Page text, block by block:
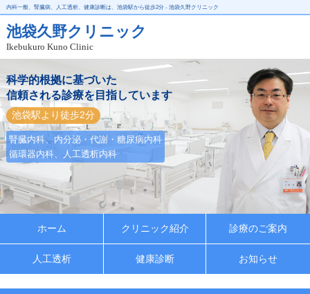
内科一般、腎臓病、人工透析、健康診断は、池袋駅から徒歩2分 - 池袋久野クリニック
池袋久野クリニック
Ikebukuro Kuno Clinic
科学的根拠に基づいた
信頼される診療を目指しています
池袋駅より徒歩2分
腎臓内科、内分泌・代謝・糖尿病内科
循環器内科、人工透析内科
ホーム クリニック紹介 診療のご案内
人工透析 健康診断 お知らせ